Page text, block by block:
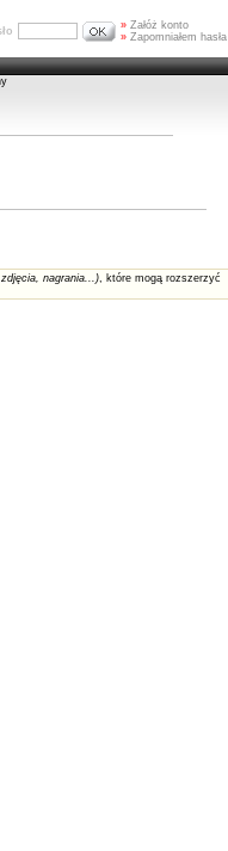
» Załóż konto
» Zapomniałem hasła
nagrania...), które mogą rozszerzyć